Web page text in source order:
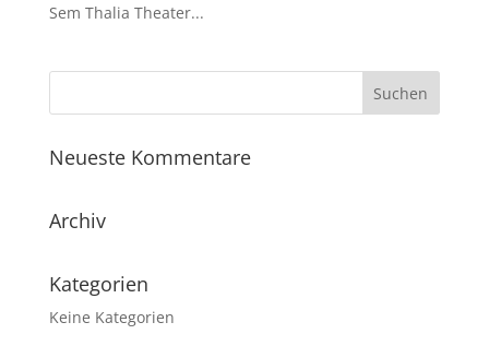
Sem Thalia Theater...
Neueste Kommentare
Archiv
Kategorien
Keine Kategorien